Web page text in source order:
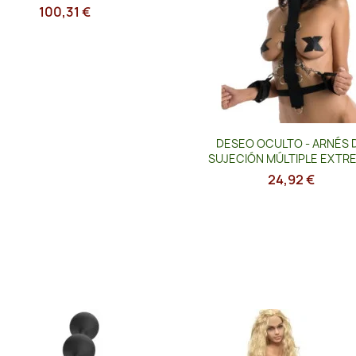
100,31 €
Vista rápida
DESEO OCULTO - ARNÉS
SUJECIÓN MÚLTIPLE
24,92 €